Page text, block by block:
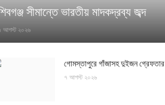
সীমান্তে ভারতীয় মাদকদ্রব্য জব্দ
আগস্ট ২০২৬
গোমস্তাপুরে গাঁজাসহ দুইজন গ্রেফতার
৭ আগস্ট ২০২৬